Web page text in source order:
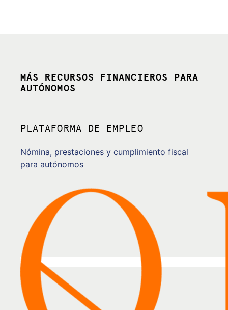
MÁS RECURSOS FINANCIEROS PARA
AUTÓNOMOS
PLATAFORMA DE EMPLEO
Nómina, prestaciones y cumplimiento fiscal
para autónomos